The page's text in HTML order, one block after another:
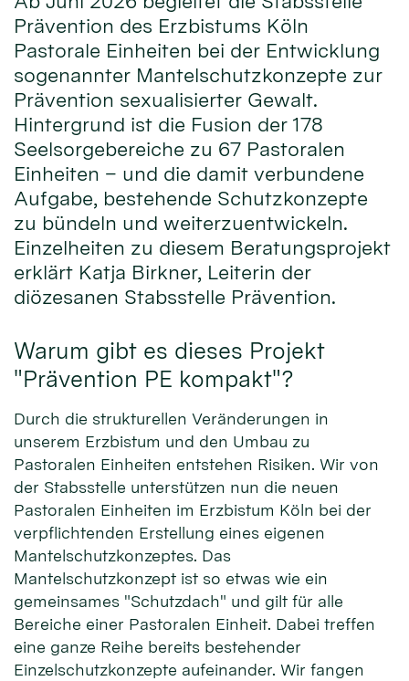
Prävention des Erzbistums Köln
Pastorale Einheiten bei der Entwicklung
sogenannter Mantelschutzkonzepte zur
Prävention sexualisierter Gewalt.
Hintergrund ist die Fusion der 178
Seelsorgebereiche zu 67 Pastoralen
Einheiten – und die damit verbundene
Aufgabe, bestehende Schutzkonzepte
zu bündeln und weiterzuentwickeln.
Einzelheiten zu diesem Beratungsprojekt
erklärt Katja Birkner, Leiterin der
diözesanen Stabsstelle Prävention.
Warum gibt es dieses Projekt
"Prävention PE kompakt"?
Durch die strukturellen Veränderungen in
unserem Erzbistum und den Umbau zu
Pastoralen Einheiten entstehen Risiken. Wir von
der Stabsstelle unterstützen nun die neuen
Pastoralen Einheiten im Erzbistum Köln bei der
verpflichtenden Erstellung eines eigenen
Mantelschutzkonzeptes. Das
Mantelschutzkonzept ist so etwas wie ein
gemeinsames "Schutzdach" und gilt für alle
Bereiche einer Pastoralen Einheit. Dabei treffen
eine ganze Reihe bereits bestehender
Einzelschutzkonzepte aufeinander. Wir fangen